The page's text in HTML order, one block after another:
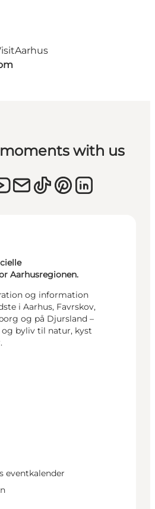
with us
Aarhusregionen.
og information
i Aarhus, Favrskov,
og på Djursland –
byliv til natur, kyst
eventkalender